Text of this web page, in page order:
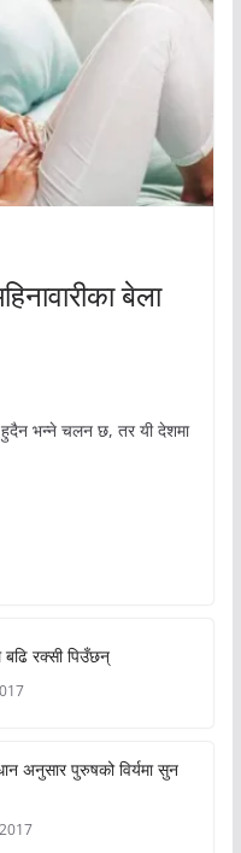
बेला
हुदैन भन्ने चलन छ, तर यी देशमा
बढि रक्सी पिउँछन्
अनुसार पुरुषको विर्यमा सुन